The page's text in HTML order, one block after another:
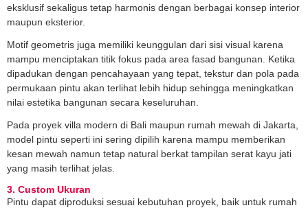
eksklusif sekaligus tetap harmonis dengan berbagai konsep interior
maupun eksterior.
Motif geometris juga memiliki keunggulan dari sisi visual karena
mampu menciptakan titik fokus pada area fasad bangunan. Ketika
dipadukan dengan pencahayaan yang tepat, tekstur dan pola pada
permukaan pintu akan terlihat lebih hidup sehingga meningkatkan
nilai estetika bangunan secara keseluruhan.
Pada proyek villa modern di Bali maupun rumah mewah di Jakarta,
model pintu seperti ini sering dipilih karena mampu memberikan
kesan mewah namun tetap natural berkat tampilan serat kayu jati
yang masih terlihat jelas.
3. Custom Ukuran
Pintu dapat diproduksi sesuai kebutuhan proyek, baik untuk rumah